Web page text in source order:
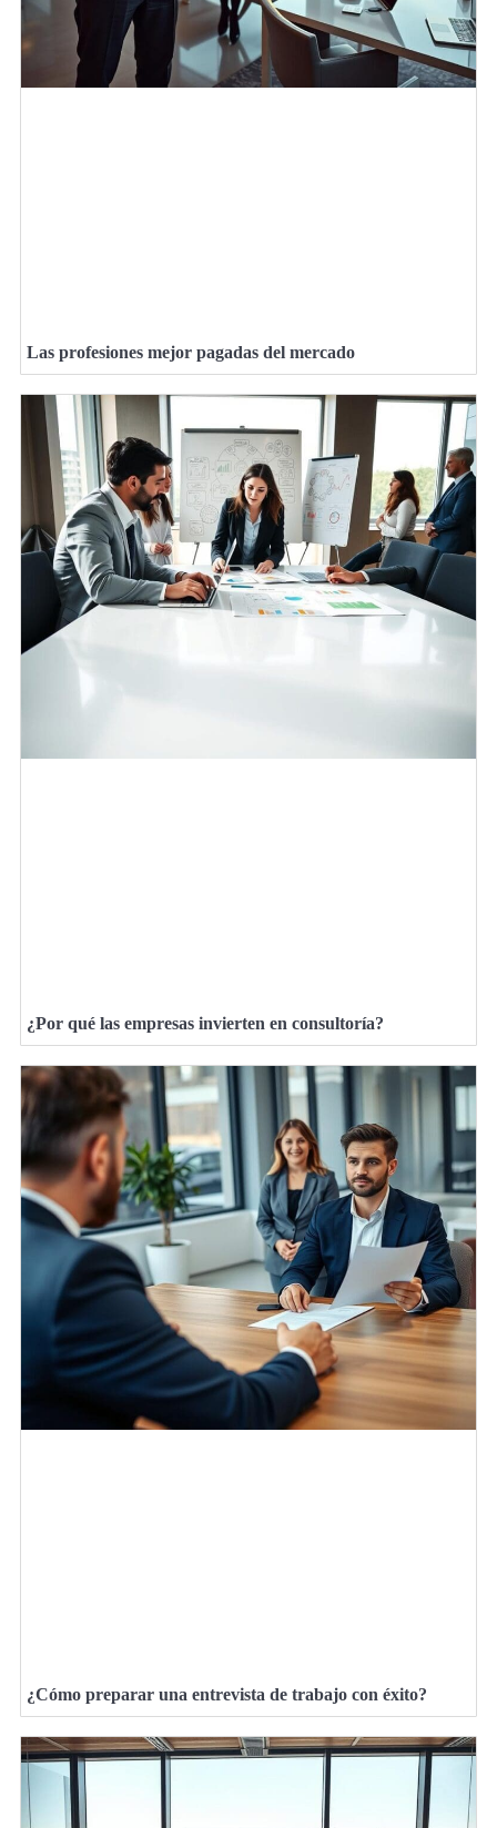
Las profesiones mejor pagadas del mercado
¿Por qué las empresas invierten en consultoría?
¿Cómo preparar una entrevista de trabajo con éxito?